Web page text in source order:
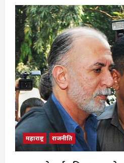
महाराष्ट्र राजनीति